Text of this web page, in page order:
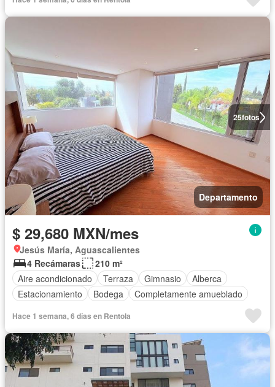
25fotos
Departamento
$ 29,680 MXN/mes
Jesús María, Aguascalientes
4 Recámaras
210 m²
Aire acondicionado
Terraza Gimnasio
Alberca
Estacionamiento
Bodega Completamente amueblado
Hace 1 semana, 6 días en Rentola